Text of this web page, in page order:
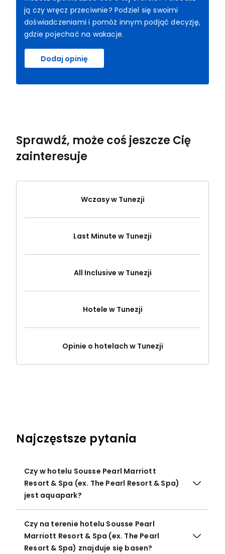
ją czy wręcz przeciwnie? Podziel się swoimi
doświadczeniami i pomóż innym podjąć decyzję,
gdzie pojechać na wakacje.
Dodaj opinię
Sprawdź, może coś jeszcze Cię
zainteresuje
Wczasy w Tunezji
Last Minute w Tunezji
All Inclusive w Tunezji
Hotele w Tunezji
Opinie o hotelach w Tunezji
Najczęstsze pytania
Czy w hotelu Sousse Pearl Marriott
Resort & Spa (ex. The Pearl Resort & Spa)
jest aquapark?
Czy na terenie hotelu Sousse Pearl
Marriott Resort & Spa (ex. The Pearl
Resort & Spa) znajduje się basen?